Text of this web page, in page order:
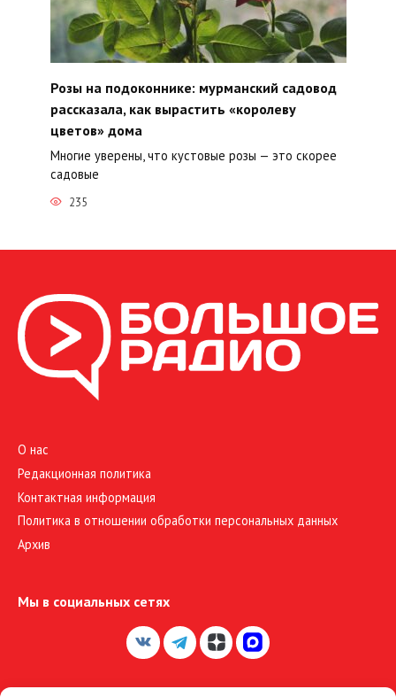
Розы на подоконнике: мурманский садовод
рассказала, как вырастить «королеву
цветов» дома
Многие уверены, что кустовые розы — это скорее
садовые
235
О нас
Редакционная политика
Контактная информация
Политика в отношении обработки персональных данных
Архив
Мы в социальных сетях